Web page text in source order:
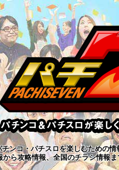
チンコ・パチスロを楽しむための
から攻略情報、全国のチラシ情報